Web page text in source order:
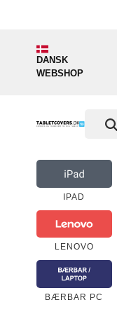
DANSK
WEBSHOP
IPAD
LENOVO
BÆRBAR PC